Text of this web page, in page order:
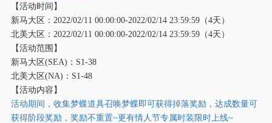
【活动时间】
新马大区： 2022/02/11 00:00:00-2022/02/14 23:59:59（4天）
北美大区： 2022/02/11 00:00:00-2022/02/14 23:59:59（4天）
【活动范围】
新马大区(SEA)：S1-38
北美大区(NA)：S1-48
【活动内容】
活动期间，收集梦蝶道具召唤梦蝶即可获得掉落奖励，达成数量可
获得阶段奖励，奖励不重置~更有情人节专属时装限时上线~